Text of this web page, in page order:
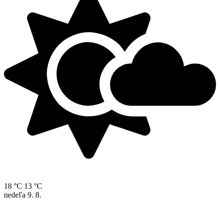
18 °C 13 °C
nedeľa 9. 8.